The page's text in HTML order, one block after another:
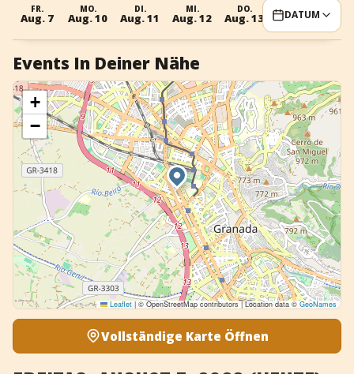
+ Event hinzufügen
FR.
Aug. 7
MO.
Aug. 10
DI.
Aug. 11
MI.
Aug. 12
DO.
Aug. 13 Aug. 14
DATUM
Events In Deiner Nähe
+
−
Leaflet |© OpenStreetMap contributors | Location data ©GeoNames
Vollständige Karte Öffnen